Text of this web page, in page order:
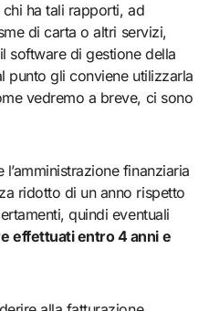
ha tali rapporti, ad
di carta o altri servizi,
software di gestione della
punto gli conviene utilizzarla
vedremo a breve, ci sono
finanziaria
ridotto di un anno rispetto
quindi eventuali
effettuati entro 4 anni e